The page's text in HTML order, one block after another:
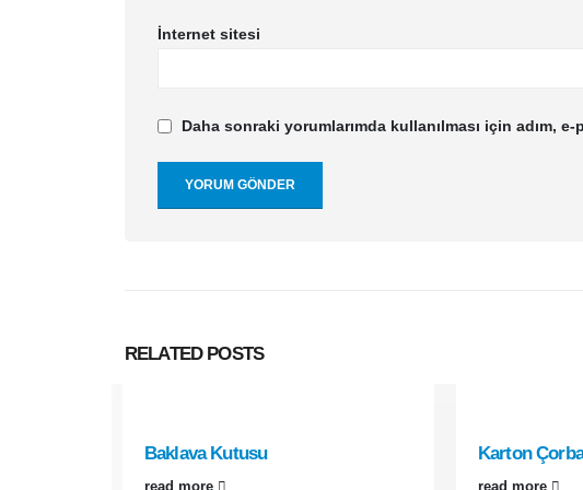
İnternet sitesi
Daha sonraki yorumlarımda kullanılması için adım,
RELATED POSTS
Baklava Kutusu Karton